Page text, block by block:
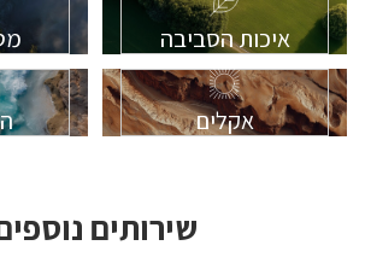
איכות הסביבה
אקלים
שירותים